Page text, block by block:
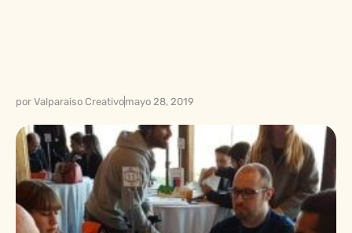
por Valparaiso Creativomayo 28, 2019